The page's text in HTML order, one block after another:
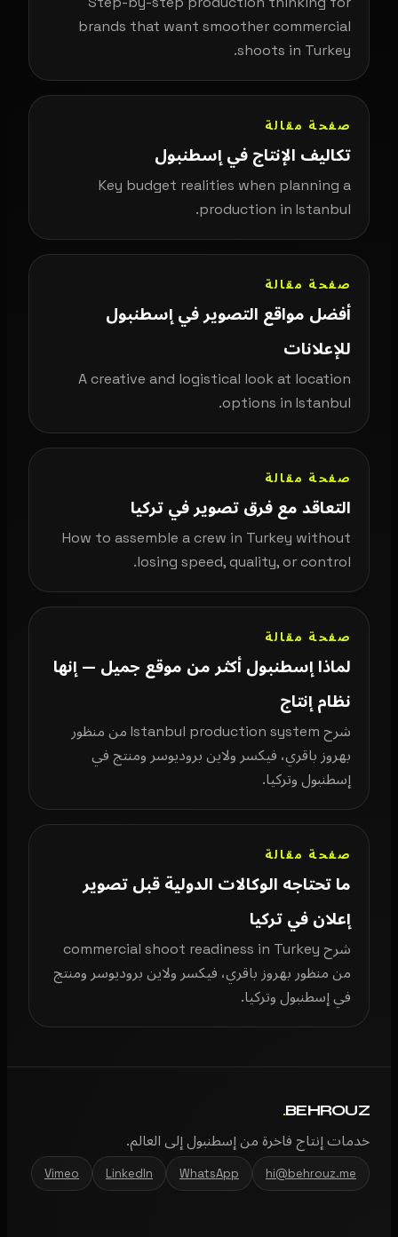
brands that want smoother commercial
shoots in Turkey.
صفحة مقالة
تكاليف الإنتاج في إسطنبول
Key budget realities when planning a
production in Istanbul.
صفحة مقالة
أفضل مواقع التصوير في إسطنبول
للإعلانات
A creative and logistical look at location
options in Istanbul.
صفحة مقالة
التعاقد مع فرق تصوير في تركيا
How to assemble a crew in Turkey without
losing speed, quality, or control.
صفحة مقالة
لماذا إسطنبول أكثر من موقع جميل — إنها
نظام إنتاج
شرح Istanbul production system من منظور
بهروز باقري، فيكسر ولاين بروديوسر ومنتج في
إسطنبول وتركيا.
صفحة مقالة
ما تحتاجه الوكالات الدولية قبل تصوير
إعلان في تركيا
شرح commercial shoot readiness in Turkey
من منظور بهروز باقري، فيكسر ولاين بروديوسر ومنتج
في إسطنبول وتركيا.
BEHROUZ
.
خدمات إنتاج فاخرة من إسطنبول إلى العالم.
hi@behrouz.me
WhatsApp
LinkedIn
Vimeo